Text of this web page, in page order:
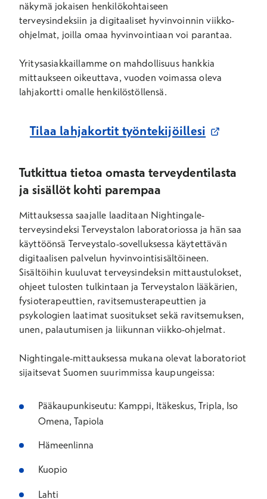
näkymä jokaisen henkilökohtaiseen
terveysindeksiin ja digitaaliset hyvinvoinnin viikko-
ohjelmat, joilla omaa hyvinvointiaan voi parantaa.
Yritysasiakkaillamme on mahdollisuus hankkia
mittaukseen oikeuttava, vuoden voimassa oleva
lahjakortti omalle henkilöstöllensä.
Tilaa lahjakortit työntekijöillesi Avautuu
Tutkittua tietoa omasta terveydentilasta
ja sisällöt kohti parempaa
Mittauksessa saajalle laaditaan Nightingale-
terveysindeksi Terveystalon laboratoriossa ja hän saa
käyttöönsä Terveystalo-sovelluksessa käytettävän
digitaalisen palvelun hyvinvointisisältöineen.
Sisältöihin kuuluvat terveysindeksin mittaustulokset,
ohjeet tulosten tulkintaan ja Terveystalon lääkärien,
fysioterapeuttien, ravitsemusterapeuttien ja
psykologien laatimat suositukset sekä ravitsemuksen,
unen, palautumisen ja liikunnan viikko-ohjelmat.
Nightingale-mittauksessa mukana olevat laboratoriot
sijaitsevat Suomen suurimmissa kaupungeissa:
Pääkaupunkiseutu: Kamppi, Itäkeskus, Tripla, Iso
Omena, Tapiola
Hämeenlinna
Kuopio
Lahti